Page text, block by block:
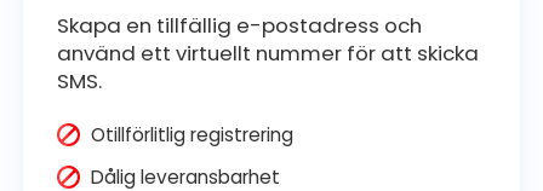
Skapa en tillfällig e-postadress och
använd ett virtuellt nummer för att skicka
SMS.
Otillförlitlig registrering
Dålig leveransbarhet